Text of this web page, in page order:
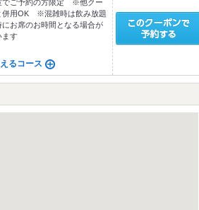
ご予約の方限定 ※他クー
併用OK ※混雑時は飲み放題
にお席のお時間となる場合が
ます
るコース